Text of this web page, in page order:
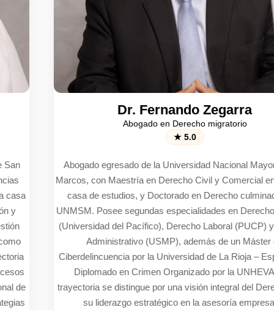
Dr. Fernando Zegarra
Abogado en Derecho migratorio
Abogado egresado de la Universidad Nacional Mayor de San
Marcos, con Maestría en Derecho Civil y Comercial en la misma
casa de estudios, y Doctorado en Derecho culminado en la
UNMSM. Posee segundas especialidades en Derecho Tributario
(Universidad del Pacífico), Derecho Laboral (PUCP) y Derecho
Administrativo (USMP), además de un Máster en
Ciberdelincuencia por la Universidad de La Rioja – España y un
Diplomado en Crimen Organizado por la UNHEVAL. Su
trayectoria se distingue por una visión integral del Derecho y por
su liderazgo estratégico en la asesoría empresarial